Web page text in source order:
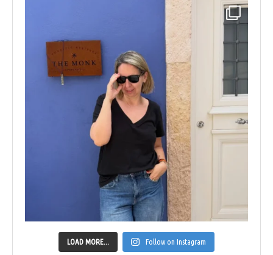
LOAD MORE... Follow on Instagram